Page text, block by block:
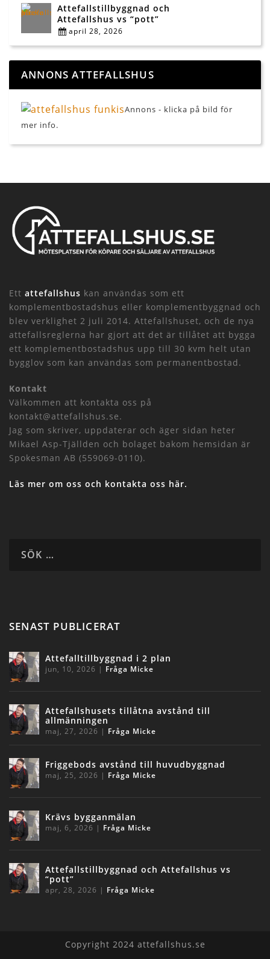
Attefallstillbyggnad och
Attefallshus vs “pott”
april 28, 2026
ANNONS ATTEFALLSHUS
Annons - klicka på bild för
mer info.
Ett attefallshus kan användas som ett
komplementbostadshus eller komplementbyggnad och
blev verklighet 2 juli 2014. Attefallshuset, och de nya
attefallsreglerna har gjort att det är tillåtet att bygga
ett komplementbostadshus upp till 30 kvm helt utan
bygglov som kan användas som permanentbostad.
Kontakt
Välkommen att kontakta oss på
kontakt@attefallshus.se.
Jag som skriver, uppdaterar och äger sidan heter
Mikael Asp-Tjällden och bolaget bakom hemsidan är
Spokesman AB (559069-0110).
Läs mer om oss och kontakta oss här.
SENAST PUBLICERAT
Attefalltillbyggnad i 2 plan
jun, 10, 2026 | Fråga Micke
Attefallshusets tillåtna avstånd till
allmänningen
maj, 27, 2026 | Fråga Micke
Friggebods avstånd till huvudbyggnad
maj, 25, 2026 | Fråga Micke
Krävs bygganmälan
maj, 6, 2026 | Fråga Micke
Attefallstillbyggnad och Attefallshus vs
“pott”
apr, 28, 2026 | Fråga Micke
Copyright 2024 attefallshus.se